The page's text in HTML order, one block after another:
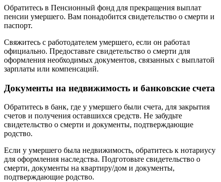
Обратитесь в Пенсионный фонд для прекращения выплат
пенсии умершего. Вам понадобится свидетельство о смерти и
паспорт.
Свяжитесь с работодателем умершего, если он работал
официально. Предоставьте свидетельство о смерти для
оформления необходимых документов, связанных с выплатой
зарплаты или компенсаций.
Документы на недвижимость и банковские счета
Обратитесь в банк, где у умершего были счета, для закрытия
счетов и получения оставшихся средств. Не забудьте
свидетельство о смерти и документы, подтверждающие
родство.
Если у умершего была недвижимость, обратитесь к нотариусу
для оформления наследства. Подготовьте свидетельство о
смерти, документы на квартиру/дом и документы,
подтверждающие родство.